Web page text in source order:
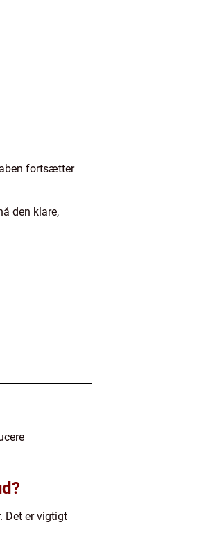
fortsætter
den klare,
Det er vigtigt